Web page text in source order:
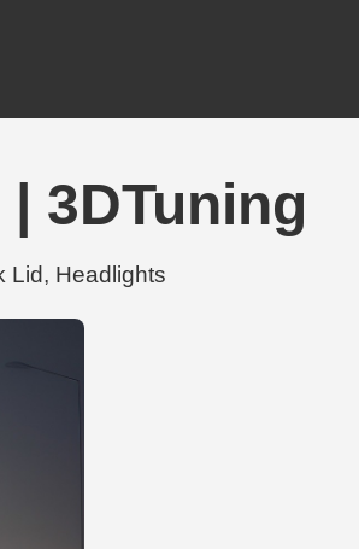
3DTuning
Lid, Headlights